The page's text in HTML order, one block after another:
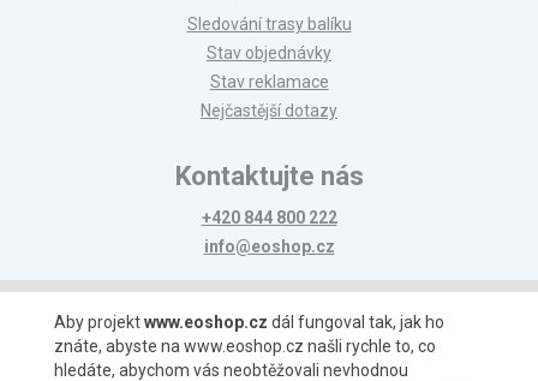
Sledování trasy balíku
Stav objednávky
Stav reklamace
Nejčastější dotazy
Kontaktujte nás
+420 844 800 222
info@eoshop.cz
Možnosti platby
Aby projektwww.eoshop.cz dál fungoval tak, jak ho
znáte, abyste na www.eoshop.cz našli rychle to, co
hledáte, abychom vás neobtěžovali nevhodnou